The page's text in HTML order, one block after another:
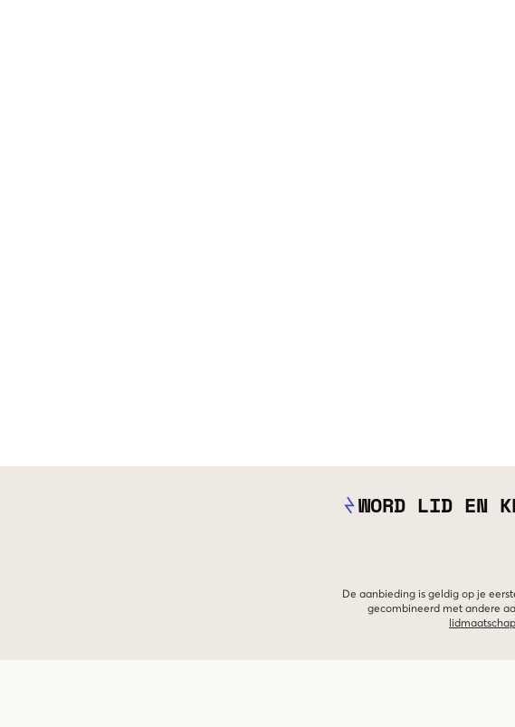
WORD LID EN
De aanbieding is geldig op je
gecombineerd met andere